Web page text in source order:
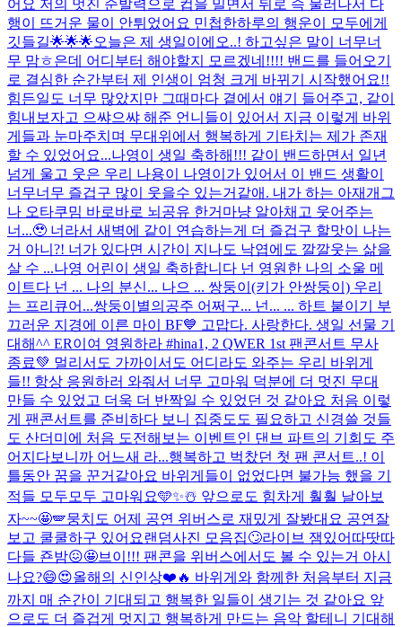
어요 저의 멋진 순발력으로 컵을 밀면서 뒤로 슥 물러나서 다
행이 뜨거운 물이 안튀었어요 민첩한하루의 행운이 모두에게
깃들길🌟🌟🌟오늘은 제 생일이에오..! 하고싶은 말이 너무너
무 맘ㅎ은데 어디부터 해야할지 모르겠네!!!! 밴드를 들어오기
로 결심한 순간부터 제 인생이 엄청 크게 바뀌기 시작했어요!!
힘든일도 너무 많았지만 그때마다 곁에서 얘기 들어주고, 같이
힘내보자고 으쌰으쌰 해준 언니들이 있어서 지금 이렇게 바위
게들과 눈마주치며 무대위에서 행복하게 기타치는 제가 존재
할 수 있었어요...나영이 생일 축하해!!! 같이 밴드하면서 일년
넘게 울고 웃은 우리 나용이 나영이가 있어서 이 밴드 생활이
너무너무 즐겁구 많이 웃을수 있는거같애. 내가 하는 아재개그
나 오타쿠밈 바로바로 뇌공유 한거마냥 알아채고 웃어주는
너...🥹 너라서 새벽에 같이 연습하는게 더 즐겁구 할맛이 나는
거 아니?! 너가 있다면 시간이 지나도 낙엽에도 깔깔웃는 삶을
살 수 ...나영 어린이 생일 축하합니다 넌 영원한 나의 소울 메
이트다 넌 ... 나의 분신... 나으 ... 쌍둥이(키가 안쌍둥이) 우리
는 프리큐어...쌍둥이별의공주 어쩌구... 넌... ... 하트 붙이기 부
끄러운 지경에 이른 마이 BF💙 고맙다. 사랑한다. 생일 선물 기
대해^^ ER이여 영원하라 #hina1, 2 QWER 1st 팬콘서트 무사
종료💚 멀리서도 가까이서도 어디라도 와주는 우리 바위게
들!! 항상 응원하러 와줘서 너무 고마워 덕분에 더 멋진 무대
만들 수 있었고 더욱 더 반짝일 수 있었던 것 같아요 처음 이렇
게 팬콘서트를 준비하다 보니 집중도도 필요하고 신경쓸 것들
도 산더미에 처음 도전해보는 이벤트인 댄브 파트의 기회도 주
어지다보니까 어느새 라...행복하고 벅찼던 첫 팬 콘서트..! 이
틀동안 꿈을 꾼거같아요 바위게들이 없었다면 불가능 했을 기
적들 모두모두 고마워요🩵✨☃️ 앞으로도 힘차게 훨훨 날아보
자~~🤩🪽뭉치도 어제 공연 위버스로 재밌게 잘봤대요 공연잘
보고 쿨쿨하구 있어요랜덤사진 모음집🙄라이브 잼있어따땃따
다들 죤밤😖🤩브이!!! 팬콘을 위버스에서도 볼 수 있는거 아시
나요?😄😍올해의 신인상❤️🔥 바위게와 함께한 처음부터 지금
까지 매 순간이 기대되고 행복한 일들이 생기는 것 같아요 앞
으로도 더 즐겁게 멋지고 행복하게 만드는 음악 할테니 기대해